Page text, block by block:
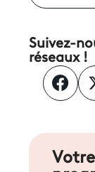
Suivez-
réseaux !
Votre